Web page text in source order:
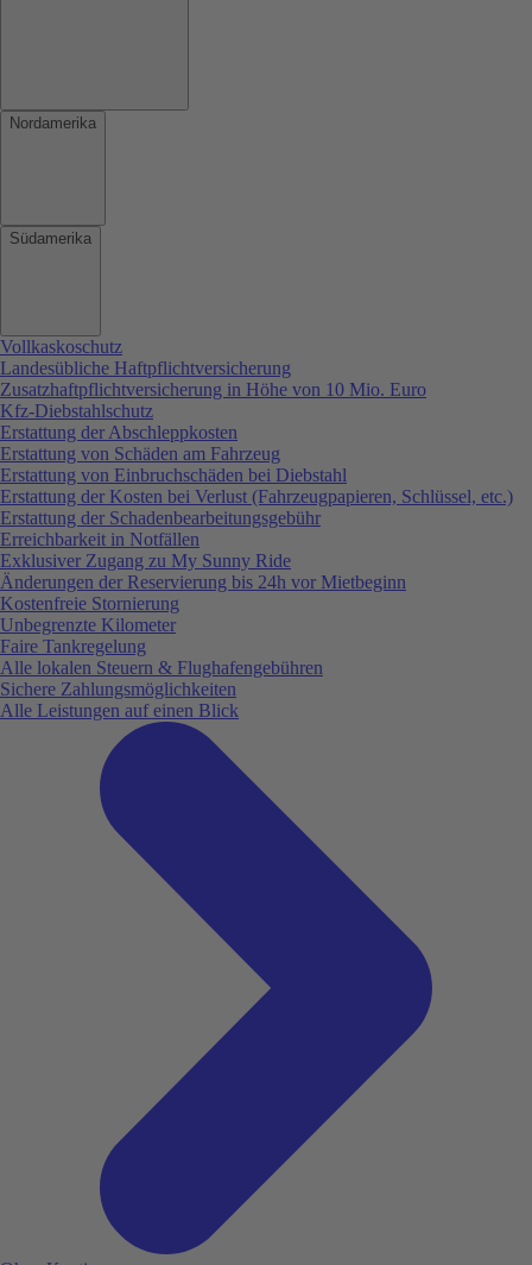
Nordamerika
Südamerika
Vollkaskoschutz
Landesübliche Haftpflichtversicherung
Zusatzhaftpflichtversicherung in Höhe von 10 Mio. Euro
Kfz-Diebstahlschutz
Erstattung der Abschleppkosten
Erstattung von Schäden am Fahrzeug
Erstattung von Einbruchschäden bei Diebstahl
Erstattung der Kosten bei Verlust (Fahrzeugpapieren, Schlüssel, etc.)
Erstattung der Schadenbearbeitungsgebühr
Erreichbarkeit in Notfällen
Exklusiver Zugang zu My Sunny Ride
Änderungen der Reservierung bis 24h vor Mietbeginn
Kostenfreie Stornierung
Unbegrenzte Kilometer
Faire Tankregelung
Alle lokalen Steuern & Flughafengebühren
Sichere Zahlungsmöglichkeiten
Alle Leistungen auf einen Blick